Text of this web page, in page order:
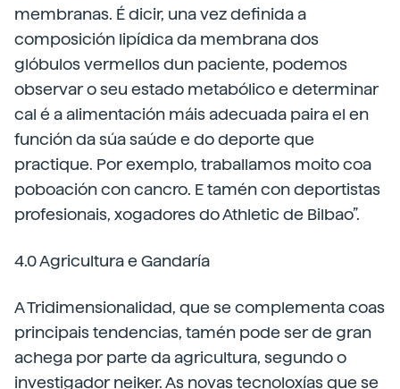
membranas. É dicir, una vez definida a
composición lipídica da membrana dos
glóbulos vermellos dun paciente, podemos
observar o seu estado metabólico e determinar
cal é a alimentación máis adecuada paira el en
función da súa saúde e do deporte que
practique. Por exemplo, traballamos moito coa
poboación con cancro. E tamén con deportistas
profesionais, xogadores do Athletic de Bilbao”.
4.0 Agricultura e Gandaría
A Tridimensionalidad, que se complementa coas
principais tendencias, tamén pode ser de gran
achega por parte da agricultura, segundo o
investigador neiker. As novas tecnoloxías que se